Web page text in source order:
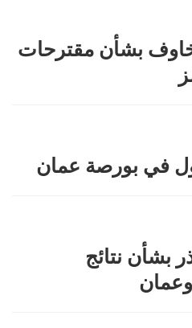
بشأن مقترحات
بشأن نتائج
وعمان